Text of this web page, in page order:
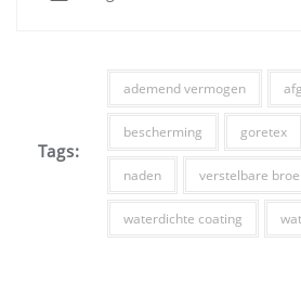
Tags:
ademend vermogen
bescherming goretex
naden verstelbare
waterdichte coating